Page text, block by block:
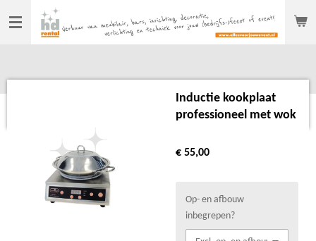
Ga
direct
hoofdinhoud
Inductie kookplaat
professioneel met wok
€ 55,00
Op- en afbouw
inbegrepen?